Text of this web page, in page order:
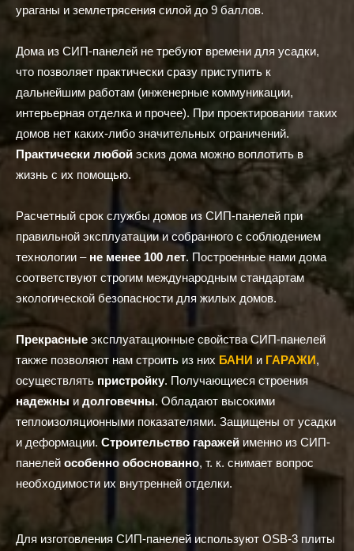
ураганы и землетрясения силой до 9 баллов.
Дома из СИП-панелей не требуют времени для усадки,
что позволяет практически сразу приступить к
дальнейшим работам (инженерные коммуникации,
интерьерная отделка и прочее). При проектировании таких
домов нет каких-либо значительных ограничений.
Практически любой эскиз дома можно воплотить в
жизнь с их помощью.
Расчетный срок службы домов из СИП-панелей при
правильной эксплуатации и собранного с соблюдением
технологии – не менее 100 лет. Построенные нами дома
соответствуют строгим международным стандартам
экологической безопасности для жилых домов.
Прекрасные эксплуатационные свойства СИП-панелей
также позволяют нам строить из них БАНИ и ГАРАЖИ,
осуществлять пристройку. Получающиеся строения
надежныи долговечны. Обладают высокими
теплоизоляционными показателями. Защищены от усадки
и деформации. Строительство гаражей именно из СИП-
панелей особенно обоснованно, т. к. снимает вопрос
необходимости их внутренней отделки.
Для изготовления СИП-панелей используют OSB-3 плиты